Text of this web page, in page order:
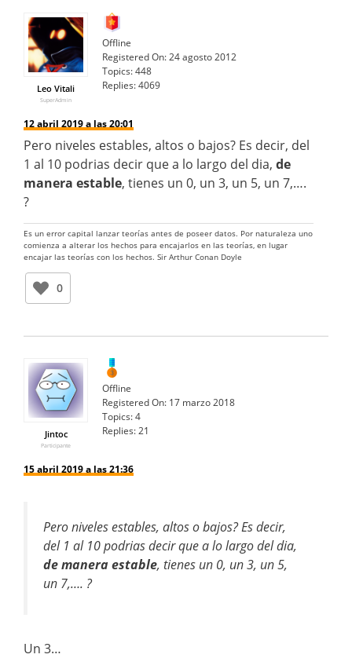
Leo Vitali
SuperAdmin
Offline
Registered On:24 agosto 2012
Topics:448
Replies:4069
12 abril 2019 a las 20:01
Pero niveles estables, altos o bajos? Es decir, del
1 al 10 podrias decir que a lo largo del dia, de
manera estable, tienes un 0, un 3, un 5, un 7,….
?
Es un error capital lanzar teorías antes de poseer datos. Por naturaleza uno
comienza a alterar los hechos para encajarlos en las teorías, en lugar
encajar las teorías con los hechos. Sir Arthur Conan Doyle
0
Jintoc
Participante
Offline
Registered On: 17 marzo 2018
Topics:4
Replies:21
15 abril 2019 a las 21:36
Pero niveles estables, altos o bajos? Es decir,
del 1 al 10 podrias decir que a lo largo del dia,
de manera estable, tienes un 0, un 3, un 5,
un 7,…. ?
Un 3…